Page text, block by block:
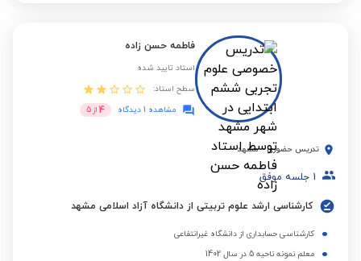
فاطمه حسن زاده
استاد تایید شده
سطح استاد:
مشاهده 1 دیدگاه
4 از 5
تدریس حضوری - مشهد
1 جلسه موفق
کارشناسی ارشد علوم تربیتی از دانشگاه آزاد اسلامی مشهد
کارشناسی حسابداری از دانشگاه غیرانتفاعی
معلم نمونه ناحیه 5 در سال 1402